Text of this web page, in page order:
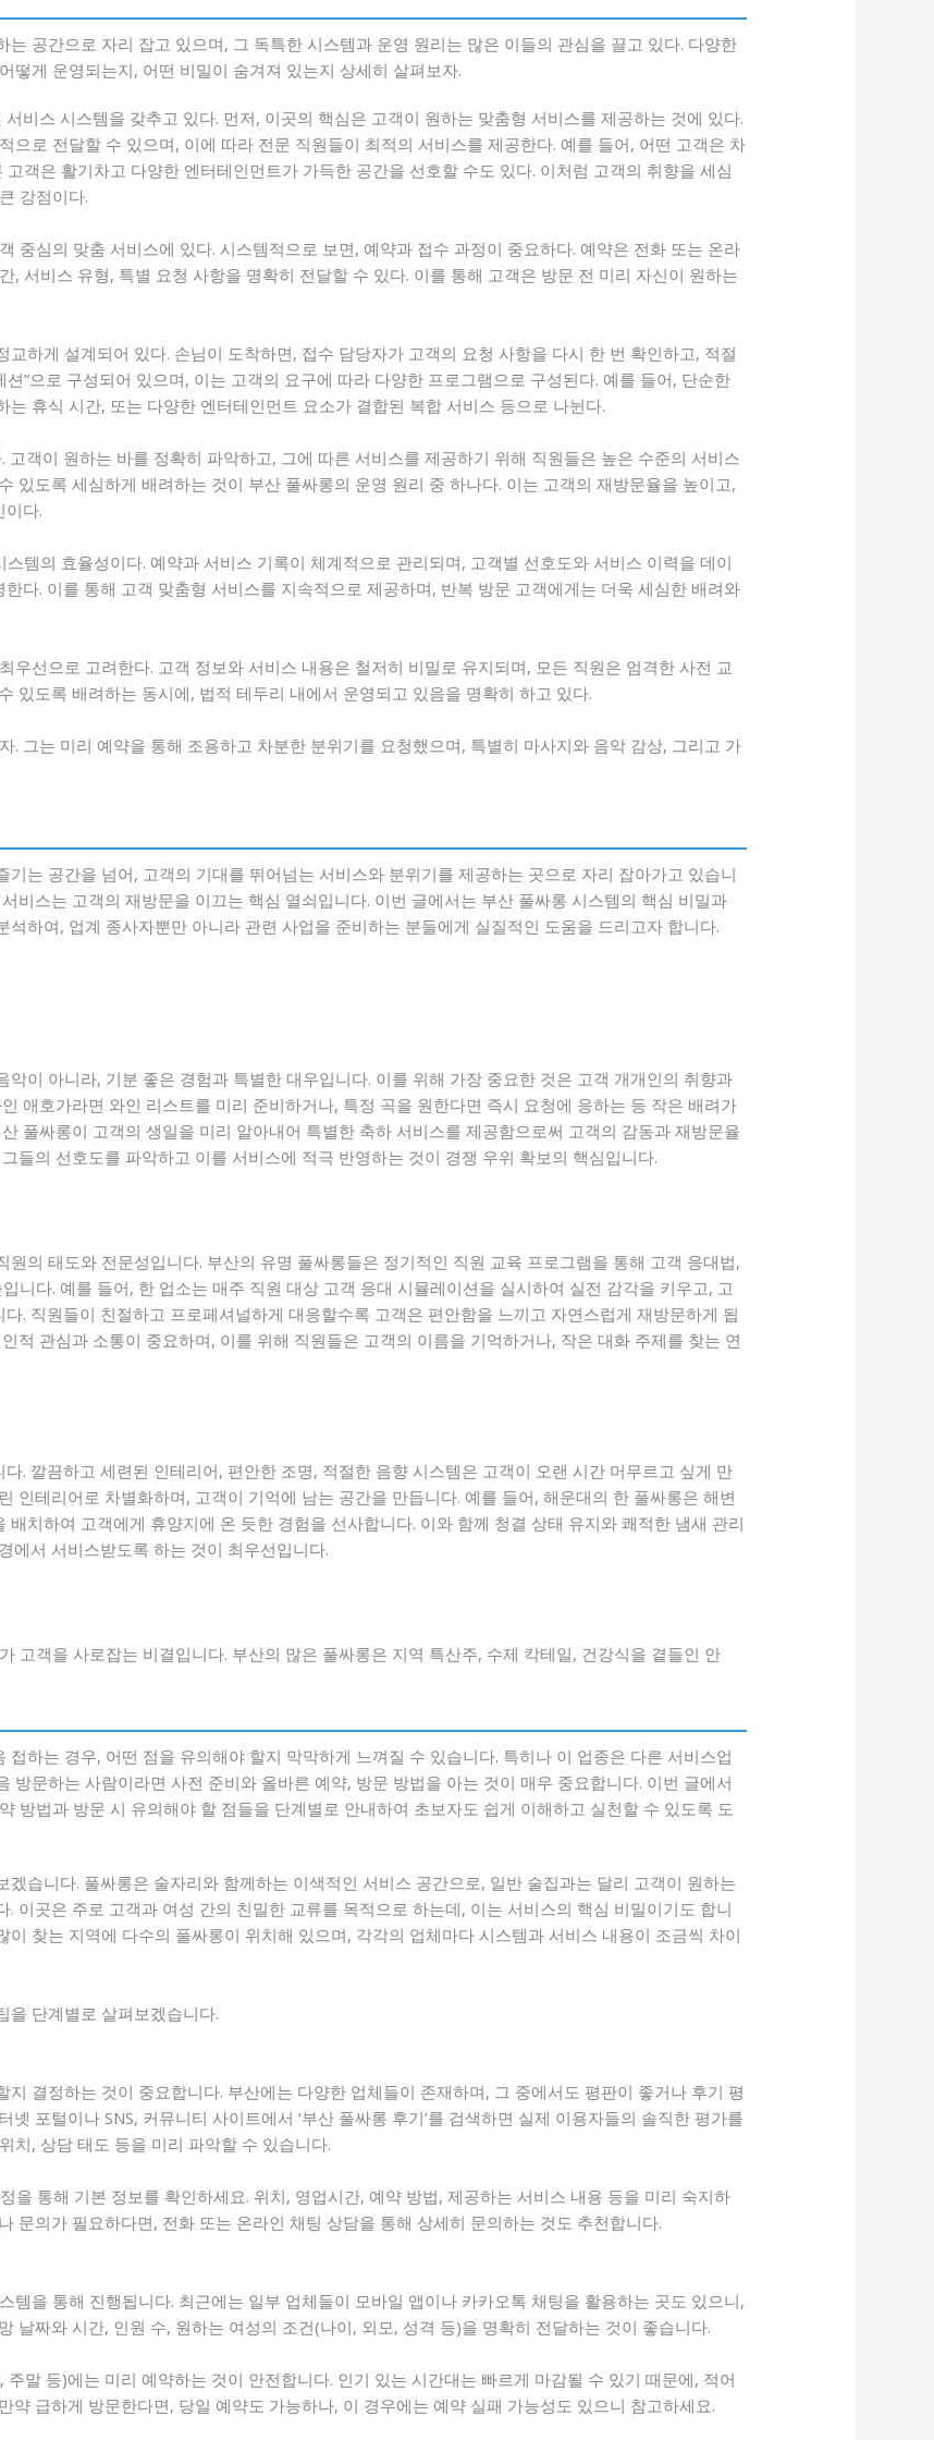
공간으로 자리 잡고 있으며, 그 독특한 시스템과 운영 원리는 많은 이들의 관심을 끌고 있다. 다양한
떻게 운영되는지, 어떤 비밀이 숨겨져 있는지 상세히 살펴보자.
비스 시스템을 갖추고 있다. 먼저, 이곳의 핵심은 고객이 원하는 맞춤형 서비스를 제공하는 것에 있다.
으로 전달할 수 있으며, 이에 따라 전문 직원들이 최적의 서비스를 제공한다. 예를 들어, 어떤 고객은 차
객은 활기차고 다양한 엔터테인먼트가 가득한 공간을 선호할 수도 있다. 이처럼 고객의 취향을 세심
강점이다.
중심의 맞춤 서비스에 있다. 시스템적으로 보면, 예약과 접수 과정이 중요하다. 예약은 전화 또는 온라
, 서비스 유형, 특별 요청 사항을 명확히 전달할 수 있다. 이를 통해 고객은 방문 전 미리 자신이 원하는
하게 설계되어 있다. 손님이 도착하면, 접수 담당자가 고객의 요청 사항을 다시 한 번 확인하고, 적절
”으로 구성되어 있으며, 이는 고객의 요구에 따라 다양한 프로그램으로 구성된다. 예를 들어, 단순한
휴식 시간, 또는 다양한 엔터테인먼트 요소가 결합된 복합 서비스 등으로 나뉜다.
객이 원하는 바를 정확히 파악하고, 그에 따른 서비스를 제공하기 위해 직원들은 높은 수준의 서비스
있도록 세심하게 배려하는 것이 부산 풀싸롱의 운영 원리 중 하나다. 이는 고객의 재방문율을 높이고,
이다.
템의 효율성이다. 예약과 서비스 기록이 체계적으로 관리되며, 고객별 선호도와 서비스 이력을 데이
다. 이를 통해 고객 맞춤형 서비스를 지속적으로 제공하며, 반복 방문 고객에게는 더욱 세심한 배려와
우선으로 고려한다. 고객 정보와 서비스 내용은 철저히 비밀로 유지되며, 모든 직원은 엄격한 사전 교
있도록 배려하는 동시에, 법적 테두리 내에서 운영되고 있음을 명확히 하고 있다.
. 그는 미리 예약을 통해 조용하고 차분한 분위기를 요청했으며, 특별히 마사지와 음악 감상, 그리고 가
는 공간을 넘어, 고객의 기대를 뛰어넘는 서비스와 분위기를 제공하는 곳으로 자리 잡아가고 있습니
비스는 고객의 재방문을 이끄는 핵심 열쇠입니다. 이번 글에서는 부산 풀싸롱 시스템의 핵심 비밀과
하여, 업계 종사자뿐만 아니라 관련 사업을 준비하는 분들에게 실질적인 도움을 드리고자 합니다.
이 아니라, 기분 좋은 경험과 특별한 대우입니다. 이를 위해 가장 중요한 것은 고객 개개인의 취향과
애호가라면 와인 리스트를 미리 준비하거나, 특정 곡을 원한다면 즉시 요청에 응하는 등 작은 배려가
풀싸롱이 고객의 생일을 미리 알아내어 특별한 축하 서비스를 제공함으로써 고객의 감동과 재방문율
들의 선호도를 파악하고 이를 서비스에 적극 반영하는 것이 경쟁 우위 확보의 핵심입니다.
의 태도와 전문성입니다. 부산의 유명 풀싸롱들은 정기적인 직원 교육 프로그램을 통해 고객 응대법,
니다. 예를 들어, 한 업소는 매주 직원 대상 고객 응대 시뮬레이션을 실시하여 실전 감각을 키우고, 고
. 직원들이 친절하고 프로페셔널하게 대응할수록 고객은 편안함을 느끼고 자연스럽게 재방문하게 됩
적 관심과 소통이 중요하며, 이를 위해 직원들은 고객의 이름을 기억하거나, 작은 대화 주제를 찾는 연
. 깔끔하고 세련된 인테리어, 편안한 조명, 적절한 음향 시스템은 고객이 오랜 시간 머무르고 싶게 만
인테리어로 차별화하며, 고객이 기억에 남는 공간을 만듭니다. 예를 들어, 해운대의 한 풀싸롱은 해변
치하여 고객에게 휴양지에 온 듯한 경험을 선사합니다. 이와 함께 청결 상태 유지와 쾌적한 냄새 관리
에서 서비스받도록 하는 것이 최우선입니다.
고객을 사로잡는 비결입니다. 부산의 많은 풀싸롱은 지역 특산주, 수제 칵테일, 건강식을 곁들인 안
하는 경우, 어떤 점을 유의해야 할지 막막하게 느껴질 수 있습니다. 특히나 이 업종은 다른 서비스업
방문하는 사람이라면 사전 준비와 올바른 예약, 방문 방법을 아는 것이 매우 중요합니다. 이번 글에서
방법과 방문 시 유의해야 할 점들을 단계별로 안내하여 초보자도 쉽게 이해하고 실천할 수 있도록 도
습니다. 풀싸롱은 술자리와 함께하는 이색적인 서비스 공간으로, 일반 술집과는 달리 고객이 원하는
이곳은 주로 고객과 여성 간의 친밀한 교류를 목적으로 하는데, 이는 서비스의 핵심 비밀이기도 합니
찾는 지역에 다수의 풀싸롱이 위치해 있으며, 각각의 업체마다 시스템과 서비스 내용이 조금씩 차이
을 단계별로 살펴보겠습니다.
결정하는 것이 중요합니다. 부산에는 다양한 업체들이 존재하며, 그 중에서도 평판이 좋거나 후기 평
포털이나 SNS, 커뮤니티 사이트에서 ‘부산 풀싸롱 후기’를 검색하면 실제 이용자들의 솔직한 평가를
치, 상담 태도 등을 미리 파악할 수 있습니다.
을 통해 기본 정보를 확인하세요. 위치, 영업시간, 예약 방법, 제공하는 서비스 내용 등을 미리 숙지하
문의가 필요하다면, 전화 또는 온라인 채팅 상담을 통해 상세히 문의하는 것도 추천합니다.
템을 통해 진행됩니다. 최근에는 일부 업체들이 모바일 앱이나 카카오톡 채팅을 활용하는 곳도 있으니,
날짜와 시간, 인원 수, 원하는 여성의 조건(나이, 외모, 성격 등)을 명확히 전달하는 것이 좋습니다.
말 등)에는 미리 예약하는 것이 안전합니다. 인기 있는 시간대는 빠르게 마감될 수 있기 때문에, 적어
약 급하게 방문한다면, 당일 예약도 가능하나, 이 경우에는 예약 실패 가능성도 있으니 참고하세요.